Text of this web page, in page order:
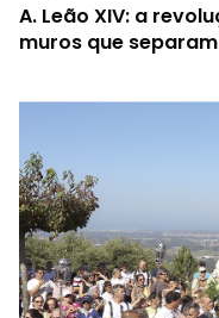
A. Leão XIV: a
muros que